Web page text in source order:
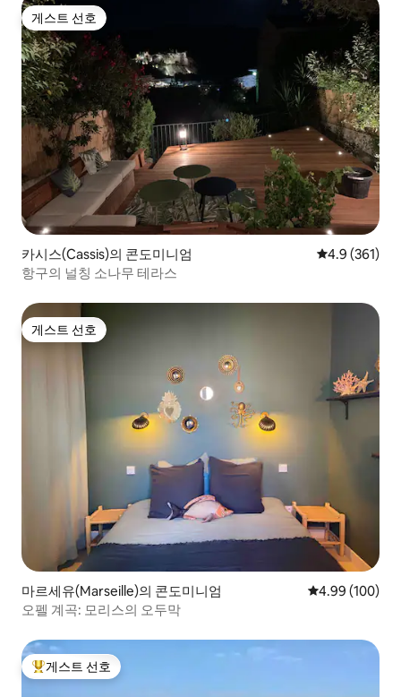
게스트 선호
게스트 선호
카시스(Cassis)의 콘도미니엄 평점 4.9점(5
4.9 (361)
항구의 널칭 소나무 테라스
게스트 선호
게스트 선호
마르세유(Marseille)의 콘도미니엄 평점 4.99점(5
4.99 (100)
오펠 계곡: 모리스의 오두막
상위 게스트 선호
게스트 선호